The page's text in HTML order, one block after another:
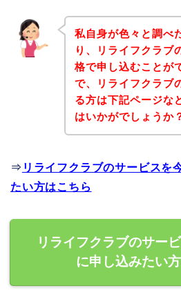
私自身が色々と調べ
り、リライフクラブ
格で申し込むことが
で、リライフクラブ
る方は下記ページな
はいかがでしょうか
⇒ リライフクラブのサービスを
たい方はこちら
リライフクラブのサー
に申し込みたい